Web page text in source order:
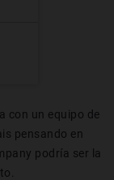
con un equipo de
pensando en
podría ser la